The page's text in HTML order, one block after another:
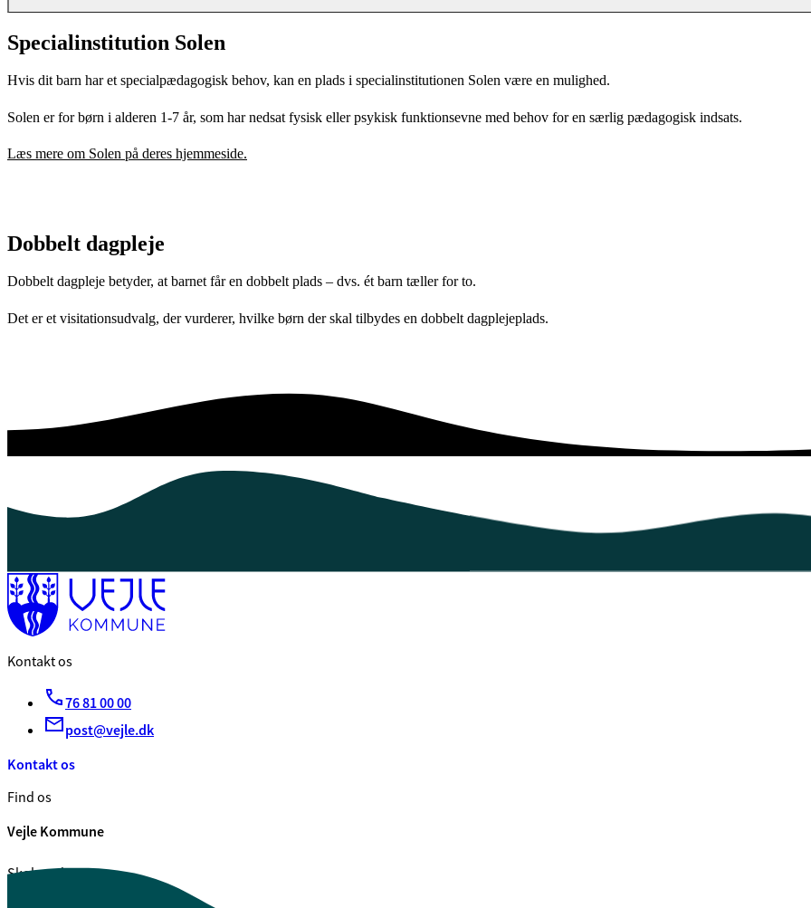
Specialinstitution Solen
Hvis dit barn har et specialpædagogisk behov, kan en plads i specialinstitutionen Solen være en mulighed.
Solen er for børn i alderen 1-7 år, som har nedsat fysisk eller psykisk funktionsevne med behov for en særlig pædagogisk indsats.
Læs mere om Solen på deres hjemmeside.
Dobbelt dagpleje
Dobbelt dagpleje betyder, at barnet får en dobbelt plads – dvs. ét barn tæller for to.
Det er et visitationsudvalg, der vurderer, hvilke børn der skal tilbydes en dobbelt dagplejeplads.
Kontakt os
76 81 00 00
post@vejle.dk
Kontakt os
Find os
Vejle Kommune
Skolegade 1